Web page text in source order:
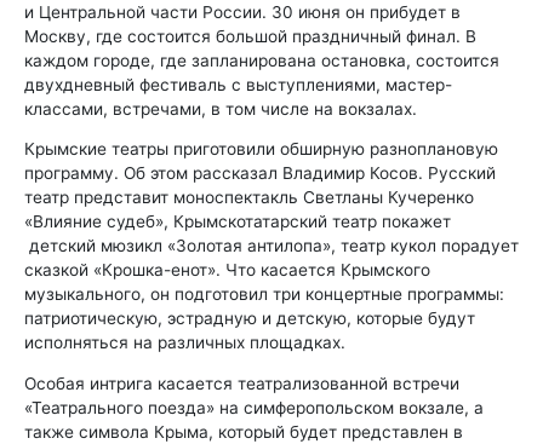
и Центральной части России. 30 июня он прибудет в
Москву, где состоится большой праздничный финал. В
каждом городе, где запланирована остановка, состоится
двухдневный фестиваль с выступлениями, мастер-
классами, встречами, в том числе на вокзалах.
Крымские театры приготовили обширную разноплановую
программу. Об этом рассказал Владимир Косов. Русский
театр представит моноспектакль Светланы Кучеренко
«Влияние судеб», Крымскотатарский театр покажет
детский мюзикл «Золотая антилопа», театр кукол порадует
сказкой «Крошка-енот». Что касается Крымского
музыкального, он подготовил три концертные программы:
патриотическую, эстрадную и детскую, которые будут
исполняться на различных площадках.
Особая интрига касается театрализованной встречи
«Театрального поезда» на симферопольском вокзале, а
также символа Крыма, который будет представлен в